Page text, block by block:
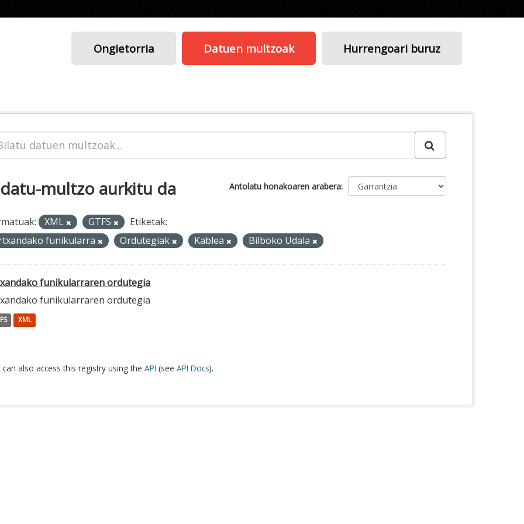
Ongietorria Datuen multzoak Hurrengoari buruz
Antolatu honakoaren arabera
multzo aurkitu da
XML GTFS
Etiketak:
funikularra
Ordutegiak Kablea Bilboko Udala
funikularraren ordutegia
funikularraren ordutegia
XML
can also access this registry using the API (see API Docs).